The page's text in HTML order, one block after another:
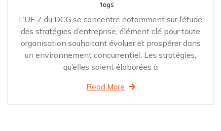
tags
L’UE 7 du DCG se concentre notamment sur l’étude
des stratégies d’entreprise, élément clé pour toute
organisation souhaitant évoluer et prospérer dans
un environnement concurrentiel. Les stratégies,
qu’elles soient élaborées à
Read More